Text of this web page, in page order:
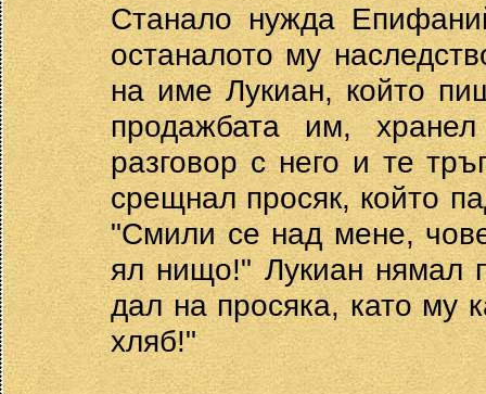
Станало нужда
останалото му
на име Лукиан, който
продажбата им,
разговор с него и те
срещнал просяк, който
"Смили се над мене,
ял нищо!" Лукиан нямал
дал на просяка, като му
хляб!"